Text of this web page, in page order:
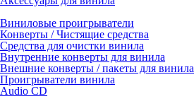
Виниловые проигрыватели
Конверты / Чистящие средства
Средства для очистки винила
Внутренние конверты для винила
Внешние конверты / пакеты для винила
Проигрыватели винила
Audio CD